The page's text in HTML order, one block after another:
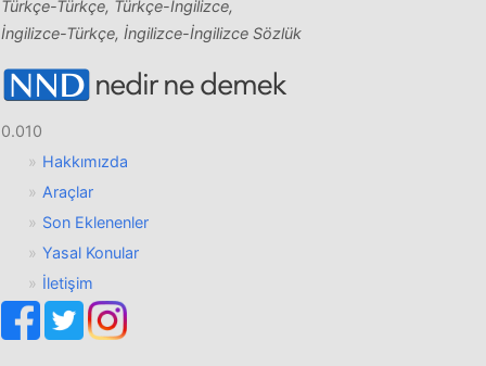
Türkçe-Türkçe, Türkçe-İngilizce,
İngilizce-Türkçe, İngilizce-İngilizce Sözlük
0.010
Hakkımızda
Araçlar
Son Eklenenler
Yasal Konular
İletişim